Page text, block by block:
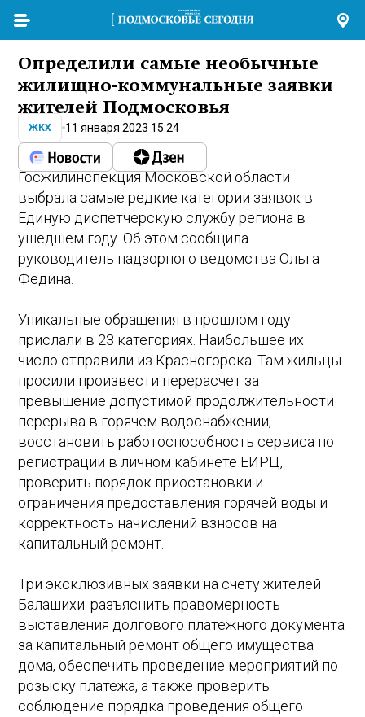
Определили самые необычные
жилищно-коммунальные заявки
жителей Подмосковья
ЖКХ 11 января 2023 15:24
Госжилинспекция Московской области
выбрала самые редкие категории заявок в
Единую диспетчерскую службу региона в
ушедшем году. Об этом сообщила
руководитель надзорного ведомства Ольга
Федина.
Уникальные обращения в прошлом году
прислали в 23 категориях. Наибольшее их
число отправили из Красногорска. Там жильцы
просили произвести перерасчет за
превышение допустимой продолжительности
перерыва в горячем водоснабжении,
восстановить работоспособность сервиса по
регистрации в личном кабинете ЕИРЦ,
проверить порядок приостановки и
ограничения предоставления горячей воды и
корректность начислений взносов на
капитальный ремонт.
Три эксклюзивных заявки на счету жителей
Балашихи: разъяснить правомерность
выставления долгового платежного документа
за капитальный ремонт общего имущества
дома, обеспечить проведение мероприятий по
розыску платежа, а также проверить
соблюдение порядка проведения общего